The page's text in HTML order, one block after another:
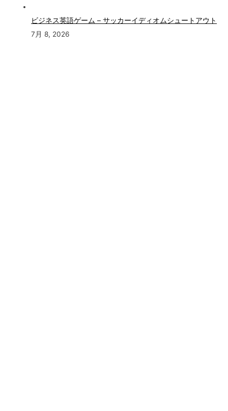
ビジネス英語ゲーム – サッカーイディオムシュートアウト
7月 8, 2026